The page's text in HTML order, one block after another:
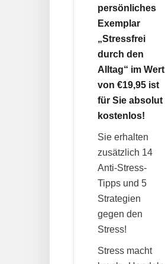
persönliches
Exemplar
„Stressfrei
durch den
Alltag“ im Wert
von €19,95 ist
für Sie absolut
kostenlos!
Sie erhalten
zusätzlich 14
Anti-Stress-
Tipps und 5
Strategien
gegen den
Stress!
Stress macht